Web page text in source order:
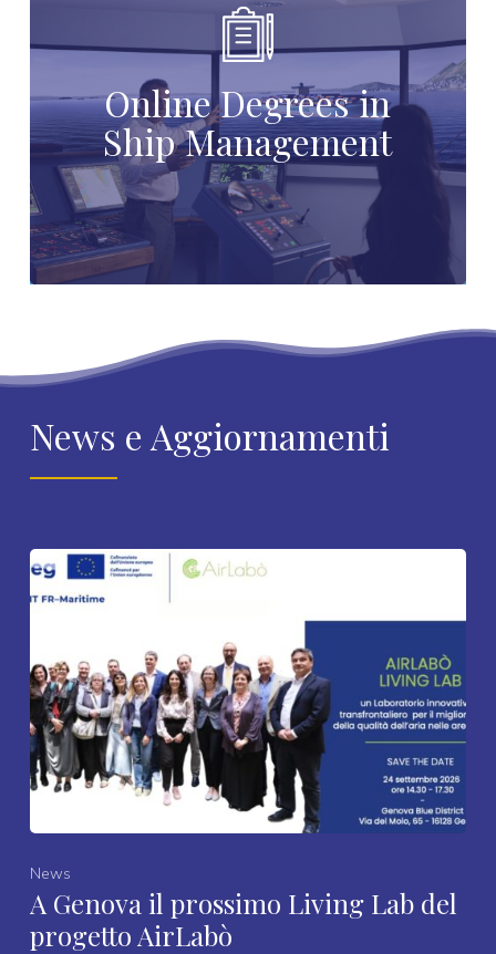
Online Degrees in
Ship Management
News e Aggiornamenti
News
A Genova il prossimo Living Lab del
progetto AirLabò